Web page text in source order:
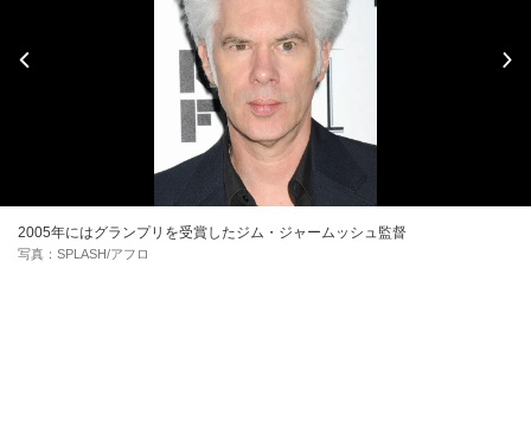
2005年にはグランプリを受賞したジム・ジャームッシュ監督
写真：SPLASH/アフロ